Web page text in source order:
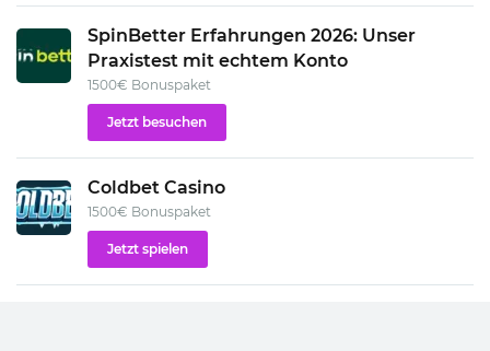
SpinBetter Erfahrungen 2026: Unser
Praxistest mit echtem Konto
1500€ Bonuspaket
Jetzt besuchen
Coldbet Casino
1500€ Bonuspaket
Jetzt spielen